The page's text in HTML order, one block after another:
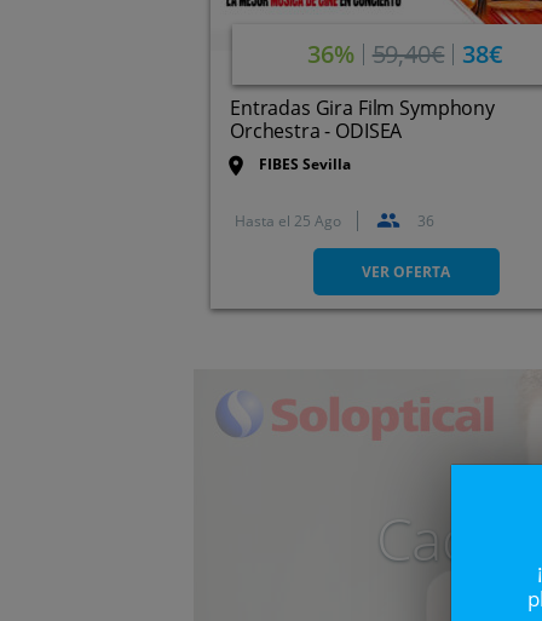
36% 59,40€ 38€
Entradas Gira Film Symphony
Orchestra - ODISEA
FIBES Sevilla
Avda. Alcalde Luis Uruñuela,
1. Sevilla
Hasta el 25 Ago 36
VER OFERTA